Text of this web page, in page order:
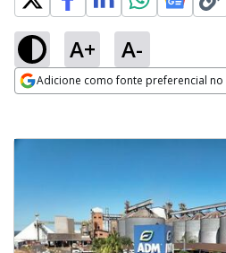
A+ A-
Adicione como fonte preferencial no